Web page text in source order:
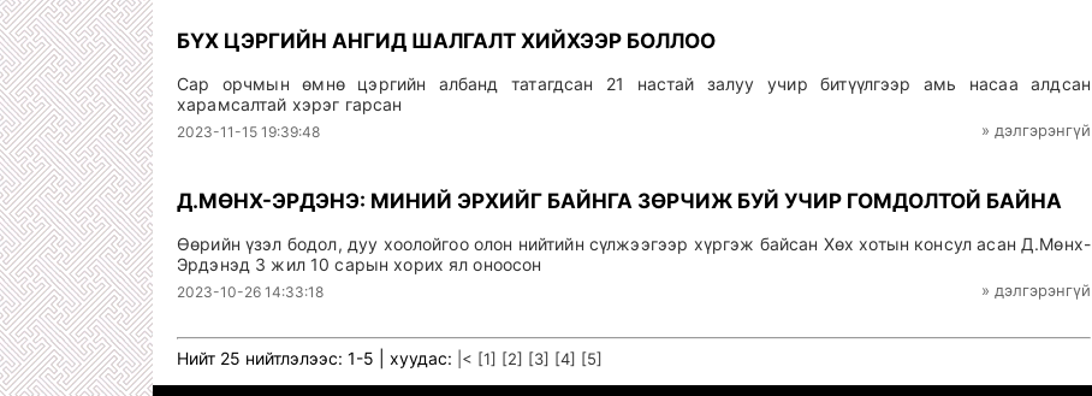
БҮХ ЦЭРГИЙН АНГИД ШАЛГАЛТ ХИЙХЭЭР БОЛЛОО
Сар орчмын өмнө цэргийн албанд татагдсан 21 настай залуу учир битүүлгээр амь насаа алдсан
харамсалтай хэрэг гарсан
2023-11-15 19:39:48 » дэлгэрэнгүй
Д.МӨНХ-ЭРДЭНЭ: МИНИЙ ЭРХИЙГ БАЙНГА ЗӨРЧИЖ БУЙ УЧИР ГОМДОЛТОЙ БАЙНА
Өөрийн үзэл бодол, дуу хоолойгоо олон нийтийн сүлжээгээр хүргэж байсан Хөх хотын консул асан Д.Мөнх-
Эрдэнэд 3 жил 10 сарын хорих ял оноосон
2023-10-26 14:33:18 » дэлгэрэнгүй
Нийт 25 нийтлэлээс: 1-5 | хуудас: |< [1] [2] [3] [4] [5]